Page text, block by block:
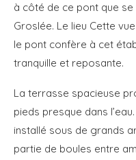
à côté de ce pont que
Groslée. Le lieu Cette
le pont confère à cet
tranquille et reposante.
La terrasse spacieuse
pieds presque dans
installé sous de grands
partie de boules entre